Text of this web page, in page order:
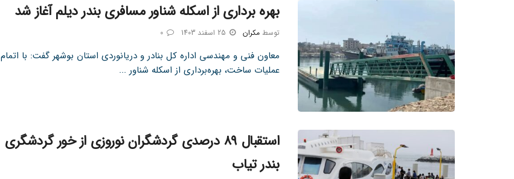
بهره‌ برداری از اسکله شناور مسافری بندر دیلم آغاز شد
توسط مکران 0
معاون فنی و مهندسی اداره کل بنادر و دریانوردی استان بوشهر گفت: با اتمام
عملیات ساخت، بهره‌برداری از اسکله شناور ...
استقبال ۸۹ درصدی گردشگران نوروزی از خور گردشگری
بندر تیاب